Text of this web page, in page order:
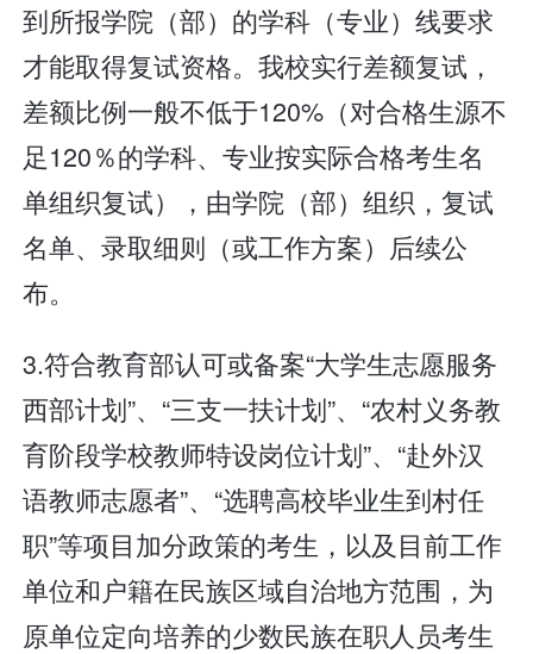
到所报学院（部）的学科（专业）线要求
才能取得复试资格。我校实行差额复试，
差额比例一般不低于120%（对合格生源不
足120％的学科、专业按实际合格考生名
单组织复试），由学院（部）组织，复试
名单、录取细则（或工作方案）后续公
布。
3.符合教育部认可或备案“大学生志愿服务
西部计划”、“三支一扶计划”、“农村义务教
育阶段学校教师特设岗位计划”、“赴外汉
语教师志愿者”、“选聘高校毕业生到村任
职”等项目加分政策的考生，以及目前工作
单位和户籍在民族区域自治地方范围，为
原单位定向培养的少数民族在职人员考生